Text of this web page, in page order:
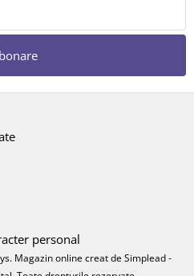
personal
Magazin online creat de Simplead -